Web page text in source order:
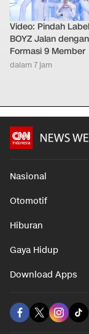
Video: Pindah
BOYZ Jalan dengan
Formasi 9 Member
dalam 7 jam
Nasional
Otomotif
Hiburan
Gaya Hidup
Download Apps